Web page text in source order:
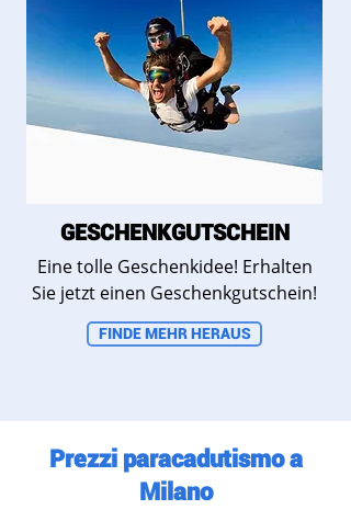
GESCHENKGUTSCHEIN
Eine tolle Geschenkidee! Erhalten
Sie jetzt einen Geschenkgutschein!
FINDE MEHR HERAUS
Prezzi paracadutismo a
Milano